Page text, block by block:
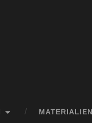
MATERIALIEN